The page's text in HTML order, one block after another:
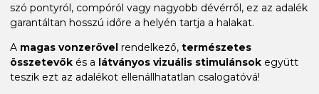
szó pontyról, compóról vagy nagyobb dévérről, ez az adalék
garantáltan hosszú időre a helyén tartja a halakat.
A magas vonzerővel rendelkező, természetes
összetevők és a látványos vizuális stimulánsok együtt
teszik ezt az adalékot ellenállhatatlan csalogatóvá!